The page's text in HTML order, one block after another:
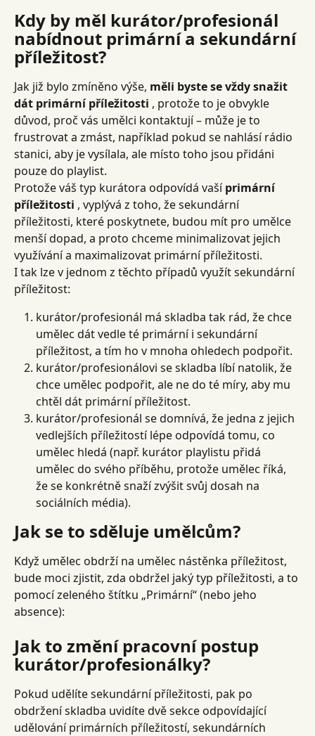
Kdy by měl kurátor/profesionál
nabídnout primární a sekundární
příležitost?
Jak již bylo zmíněno výše, měli byste se vždy snažit
dát primární příležitosti , protože to je obvykle
důvod, proč vás umělci kontaktují – může je to
frustrovat a zmást, například pokud se nahlásí rádio
stanici, aby je vysílala, ale místo toho jsou přidáni
pouze do playlist.
Protože váš typ kurátora odpovídá vaší primární
příležitosti , vyplývá z toho, že sekundární
příležitosti, které poskytnete, budou mít pro umělce
menší dopad, a proto chceme minimalizovat jejich
využívání a maximalizovat primární příležitosti.
I tak lze v jednom z těchto případů využít sekundární
příležitost:
kurátor/profesionál má skladba tak rád, že chce
umělec dát vedle té primární i sekundární
příležitost, a tím ho v mnoha ohledech podpořit.
kurátor/profesionálovi se skladba líbí natolik, že
chce umělec podpořit, ale ne do té míry, aby mu
chtěl dát primární příležitost.
kurátor/profesionál se domnívá, že jedna z jejich
vedlejších příležitostí lépe odpovídá tomu, co
umělec hledá (např. kurátor playlistu přidá
umělec do svého příběhu, protože umělec říká,
že se konkrétně snaží zvýšit svůj dosah na
sociálních média).
Jak se to sděluje umělcům?
Když umělec obdrží na umělec nástěnka příležitost,
bude moci zjistit, zda obdržel jaký typ příležitosti, a to
pomocí zeleného štítku „Primární“ (nebo jeho
absence):
Jak to změní pracovní postup
kurátor/profesionálky?
Pokud udělíte sekundární příležitosti, pak po
obdržení skladba uvidíte dvě sekce odpovídající
udělování primárních příležitostí, sekundárních